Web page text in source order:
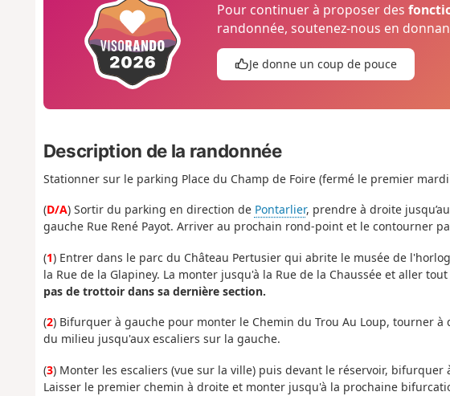
Pour continuer à proposer des
randonnée, soutenez-nous en
Je donne un coup de pouce
Description de la randonnée
Stationner sur le parking Place du Champ de Foire (fermé le premier
(D/A) Sortir du parking en direction de Pontarlier, prendre à droite
gauche Rue René Payot. Arriver au prochain rond-point et le contourner
(1) Entrer dans le parc du Château Pertusier qui abrite le musée de
la Rue de la Glapiney. La monter jusqu'à la Rue de la Chaussée et aller
pas de trottoir dans sa dernière section.
(2) Bifurquer à gauche pour monter le Chemin du Trou Au Loup, tourner
du milieu jusqu'aux escaliers sur la gauche.
(3) Monter les escaliers (vue sur la ville) puis devant le réservoir,
Laisser le premier chemin à droite et monter jusqu'à la prochaine